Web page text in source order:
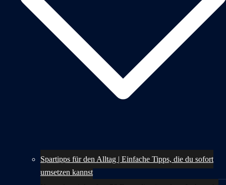
Spartipps für den Alltag | Einfache Tipps, die du sofort
umsetzen kannst